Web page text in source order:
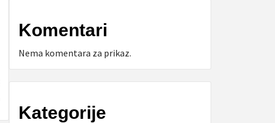
Komentari
Nema komentara za prikaz.
Kategorije